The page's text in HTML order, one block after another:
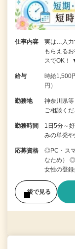
仕事内容
実は…入力
もらえる
スでOK！
給与
時給1,500
円）
勤務地
神奈川県
ご相談くだ
勤務時間
1日5分～
みの単発
応募資格
◎PC・ス
なため）
女性の登
後で見る